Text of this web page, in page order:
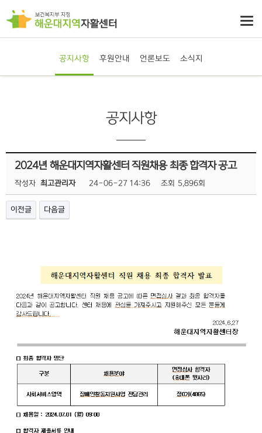
공지사항 후원안내 언론보도 소식지
공지사항
2024년 해운대지역자활센터 직원채용 최종 합격자 공고
작성자 최고관리자 24-06-27 14:36 조회 5,896회
이전글 다음글